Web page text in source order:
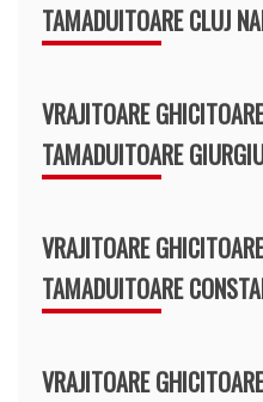
TAMADUITOARE CLUJ
VRAJITOARE
TAMADUITOARE
VRAJITOARE
TAMADUITOARE
VRAJITOARE